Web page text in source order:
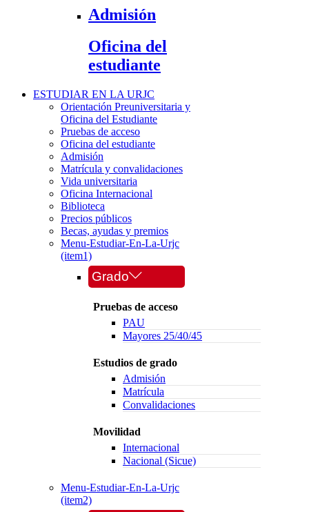
Admisión
Oficina del
estudiante
ESTUDIAR EN LA URJC
Orientación Preuniversitaria y
Oficina del Estudiante
Pruebas de acceso
Oficina del estudiante
Admisión
Matrícula y convalidaciones
Vida universitaria
Oficina Internacional
Biblioteca
Precios públicos
Becas, ayudas y premios
Menu-Estudiar-En-La-Urjc
(item1)
Grado
Pruebas de acceso
PAU
Mayores 25/40/45
Estudios de grado
Admisión
Matrícula
Convalidaciones
Movilidad
Internacional
Nacional (Sicue)
Menu-Estudiar-En-La-Urjc
(item2)